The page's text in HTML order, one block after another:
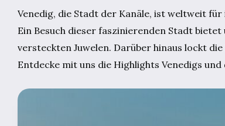
Venedig, die Stadt der Kanäle, ist weltweit
Ein Besuch dieser faszinierenden Stadt
versteckten Juwelen. Darüber hinaus lockt
Entdecke mit uns die Highlights Venedigs